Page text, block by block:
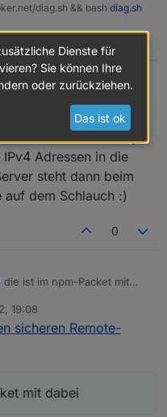
diag.sh && bash diag.sh
für einen sicheren
dem ioBroker host und
reinen ipv6 oder reinen
braucht man das nicht.
13. Feb. 2022, 19:06
von Ein ehemaliger
Jemand muss ja
Adressen in die
steht dann beim
auf dem Schlauch :)
0
die ist im npm-Packet mit
19:08
sicheren Remote-
mit dabei
Dienste für
Sie können Ihre
oder zurückziehen.
Das ist ok